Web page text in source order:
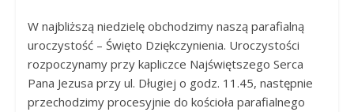
W najbliższą niedzielę obchodzimy naszą parafialną
uroczystość – Święto Dziękczynienia. Uroczystości
rozpoczynamy przy kapliczce Najświętszego Serca
Pana Jezusa przy ul. Długiej o godz. 11.45, następnie
przechodzimy procesyjnie do kościoła parafialnego